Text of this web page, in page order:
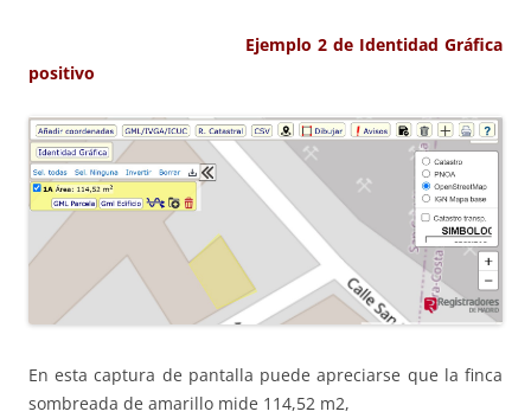
Ejemplo 2 de Identidad Gráfica
positivo
En esta captura de pantalla puede apreciarse que la finca
sombreada de amarillo mide 114,52 m2,